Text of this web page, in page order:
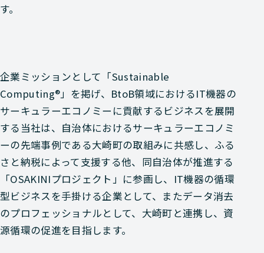
す。
企業ミッションとして「Sustainable
Computing®」を掲げ、BtoB領域におけるIT機器の
サーキュラーエコノミーに貢献するビジネスを展開
する当社は、自治体におけるサーキュラーエコノミ
ーの先端事例である大崎町の取組みに共感し、ふる
さと納税によって支援する他、同自治体が推進する
「OSAKINIプロジェクト」に参画し、IT機器の循環
型ビジネスを手掛ける企業として、またデータ消去
のプロフェッショナルとして、大崎町と連携し、資
源循環の促進を目指します。